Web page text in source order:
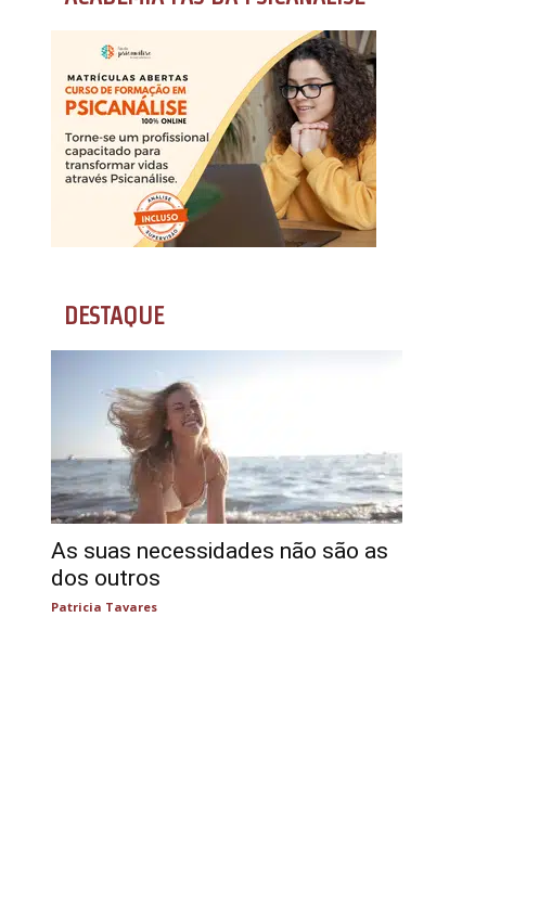
DESTAQUE
As suas necessidades não são as
dos outros
Patricia Tavares